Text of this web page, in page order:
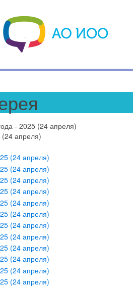
- 2025 (24 апреля)
(24 апреля)